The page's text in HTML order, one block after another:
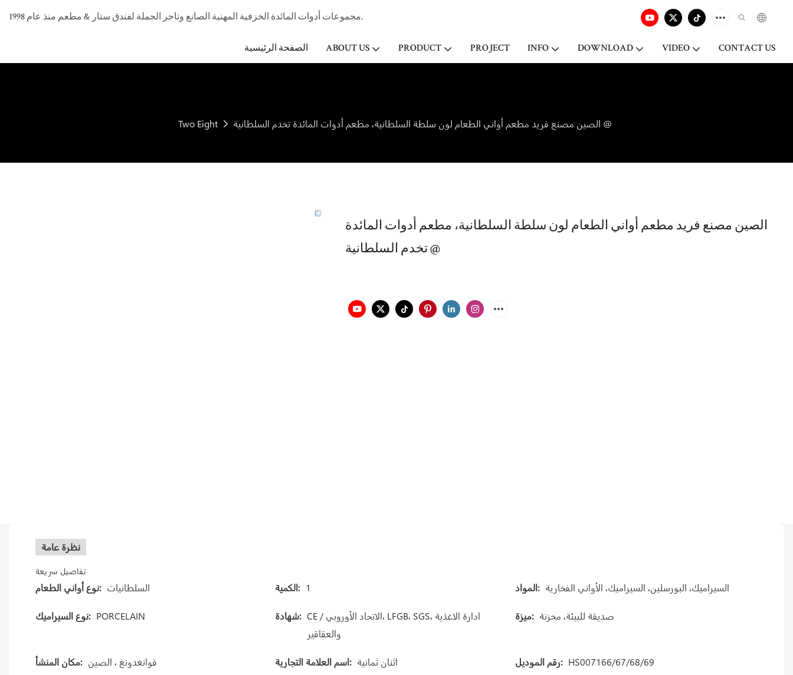
مجموعات أدوات المائدة الخزفية المهنية الصانع وتاجر الجملة لفندق ستار & مطعم منذ عام 1998.
الصفحة الرئيسية ABOUT US PRODUCT PROJECT INFO DOWNLOAD VIDEO CONTACT US
Two Eight الصين مصنع فريد مطعم أواني الطعام لون سلطة السلطانية، مطعم أدوات المائدة تخدم السلطانية @
الصين مصنع فريد مطعم أواني الطعام لون سلطة السلطانية، مطعم أدوات المائدة
تخدم السلطانية @
نظرة عامة
تفاصيل سريعة
نوع أواني الطعام: السلطانيات الكمية: 1 المواد: السيراميك، البورسلين، السيراميك، الأواني الفخارية
نوع السيراميك: PORCELAIN شهادة: CE / الاتحاد الأوروبي، LFGB، SGS، ادارة الاغذية
والعقاقير
ميزة: صديقة للبيئة، مخزنة
مكان المنشأ: قوانغدونغ ، الصين اسم العلامة التجارية: اثنان ثمانية رقم الموديل: HS007166/67/68/69